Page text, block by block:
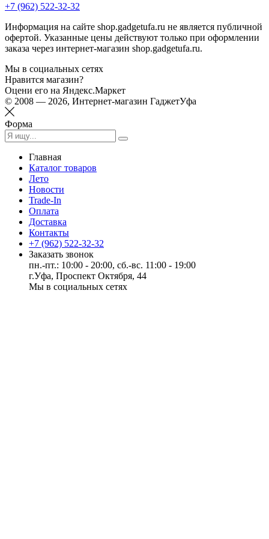
+7 (962) 522-32-32
Информация на сайте shop.gadgetufa.ru не является публичной
офертой. Указанные цены действуют только при оформлении
заказа через интернет-магазин shop.gadgetufa.ru.
Мы в социальных сетях
Нравится магазин?
Оцени его на Яндекс.Маркет
© 2008 — 2026, Интернет-магазин ГаджетУфа
Форма
Главная
Каталог товаров
Лето
Новости
Trade-In
Оплата
Доставка
Контакты
+7 (962) 522-32-32
Заказать звонок
пн.-пт.: 10:00 - 20:00, сб.-вс. 11:00 - 19:00
г.Уфа, Проспект Октября, 44
Мы в социальных сетях